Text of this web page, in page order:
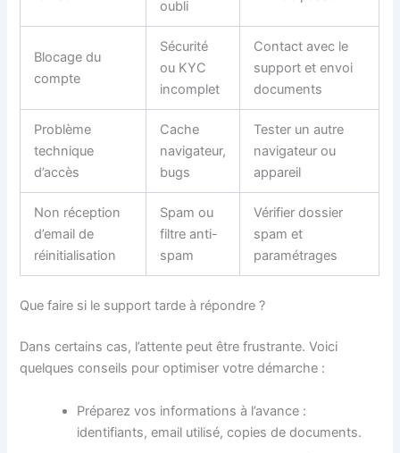
oubli
Blocage du
compte
Sécurité
ou KYC
incomplet
Contact avec le
support et envoi
documents
Problème
technique
d’accès
Cache
navigateur,
bugs
Tester un autre
navigateur ou
appareil
Non réception
d’email de
réinitialisation
Spam ou
filtre anti-
spam
Vérifier dossier
spam et
paramétrages
Que faire si le support tarde à répondre ?
Dans certains cas, l’attente peut être frustrante. Voici
quelques conseils pour optimiser votre démarche :
Préparez vos informations à l’avance :
identifiants, email utilisé, copies de documents.